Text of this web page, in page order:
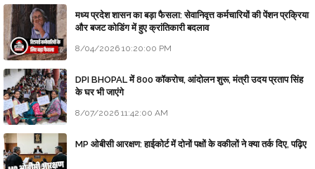
मध्य प्रदेश शासन का बड़ा फैसला: सेवानिवृत्त कर्मचारियों की पेंशन प्रक्रिया
और बजट कोडिंग में हुए क्रांतिकारी बदलाव
8/04/2026 10:20:00 PM
DPI BHOPAL में 800 कॉकरोच, आंदोलन शुरू, मंत्री उदय प्रताप सिंह
के घर भी जाएंगे
8/07/2026 11:42:00 AM
MP ओबीसी आरक्षण: हाईकोर्ट में दोनों पक्षों के वकीलों ने क्या तर्क दिए, पढ़िए